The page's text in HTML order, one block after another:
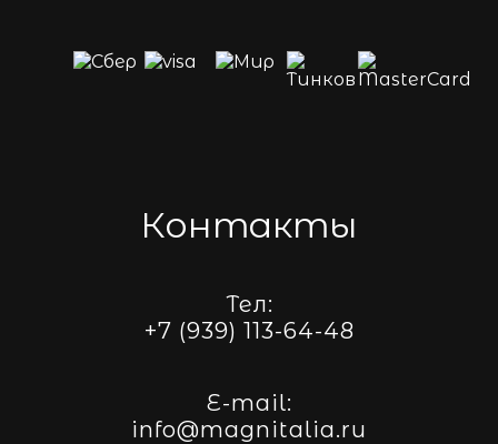
Контакты
Тел:
+7 (939) 113-64-48
E-mail:
info@magnitalia.ru